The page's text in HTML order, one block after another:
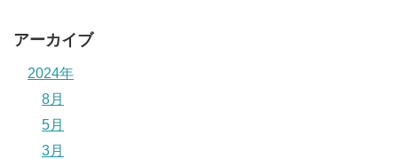
アーカイブ
2024年
8月
5月
3月